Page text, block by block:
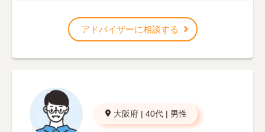
アドバイザーに相談する
大阪府 | 40代 | 男性